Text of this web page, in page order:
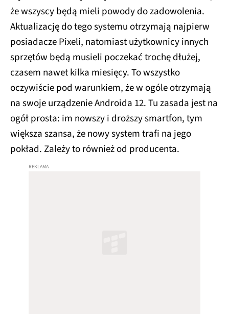
że wszyscy będą mieli powody do zadowolenia.
Aktualizację do tego systemu otrzymają najpierw
posiadacze Pixeli, natomiast użytkownicy innych
sprzętów będą musieli poczekać trochę dłużej,
czasem nawet kilka miesięcy. To wszystko
oczywiście pod warunkiem, że w ogóle otrzymają
na swoje urządzenie Androida 12. Tu zasada jest na
ogół prosta: im nowszy i droższy smartfon, tym
większa szansa, że nowy system trafi na jego
pokład. Zależy to również od producenta.